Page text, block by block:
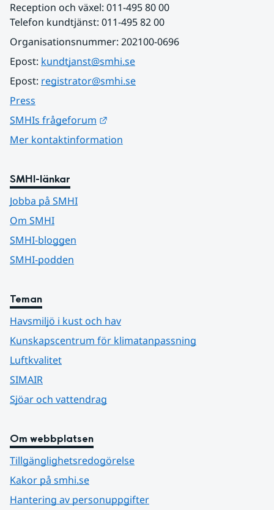
Reception och växel: 011-495 80 00
Telefon kundtjänst: 011-495 82 00
Organisationsnummer: 202100-0696
Epost: kundtjanst@smhi.se
Epost: registrator@smhi.se
Press
SMHIs frågeforum
Mer kontaktinformation
SMHI-länkar
Jobba på SMHI
Om SMHI
SMHI-bloggen
SMHI-podden
Teman
Havsmiljö i kust och hav
Kunskapscentrum för klimatanpassning
Luftkvalitet
SIMAIR
Sjöar och vattendrag
Om webbplatsen
Tillgänglighetsredogörelse
Kakor på smhi.se
Hantering av personuppgifter